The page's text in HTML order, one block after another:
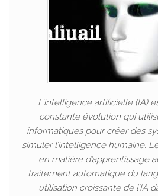
L’intelligence artificielle (IA)
constante évolution qui
informatiques pour créer des
simuler l’intelligence humaine.
en matière d’apprentissage
traitement automatique du
utilisation croissante de l’IA